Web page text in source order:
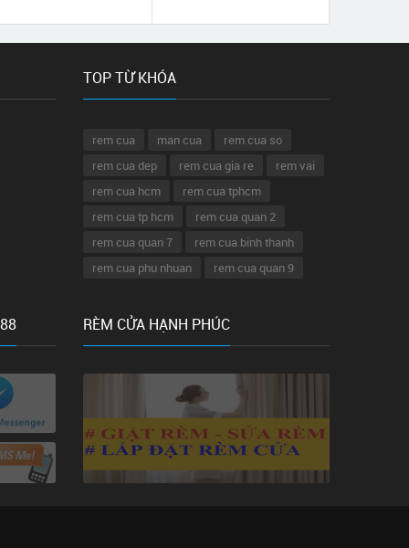
Tp HCM
TOP TỪ KHÓA
rem cua man cua
rem cua so
rem cua dep
rem cua gia re
rem vai
rem cua hcm
rem cua tphcm
rem cua tp hcm
rem cua quan 2
rem cua quan 7
rem cua binh thanh
rem cua phu nhuan
rem cua quan 9
RÈM CỬA HẠNH PHÚC